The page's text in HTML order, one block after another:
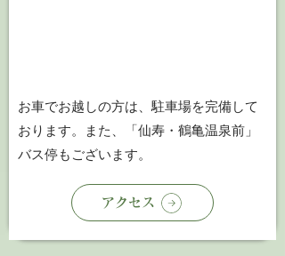
お車でお越しの方は、駐車場を完備して
おります。また、「仙寿・鶴亀温泉前」
バス停もございます。
アクセス